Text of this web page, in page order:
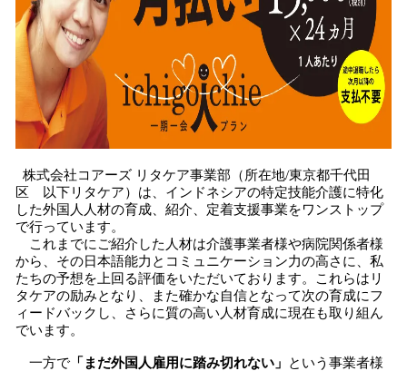
株式会社コアーズ リタケア事業部（所在地/東京都千代田
区 以下リタケア）は、インドネシアの特定技能介護に特化
した外国人人材の育成、紹介、定着支援事業をワンストップ
で行っています。
これまでにご紹介した人材は介護事業者様や病院関係者様
から、その日本語能力とコミュニケーション力の高さに、私
たちの予想を上回る評価をいただいております。これらはリ
タケアの励みとなり、また確かな自信となって次の育成にフ
ィードバックし、さらに質の高い人材育成に現在も取り組ん
でいます。
一方で 「まだ外国人雇用に踏み切れない」
という事業者様